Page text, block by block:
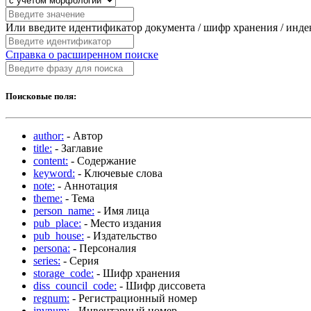
Или введите идентификатор документа / шифр хранения /
Справка о расширенном поиске
Поисковые поля:
author: - Автор
title: - Заглавие
content: - Содержание
keyword: - Ключевые слова
note: - Аннотация
theme: - Тема
person_name: - Имя лица
pub_place: - Место издания
pub_house: - Издательство
persona: - Персоналия
series: - Серия
storage_code: - Шифр хранения
diss_council_code: - Шифр диссовета
regnum: - Регистрационный номер